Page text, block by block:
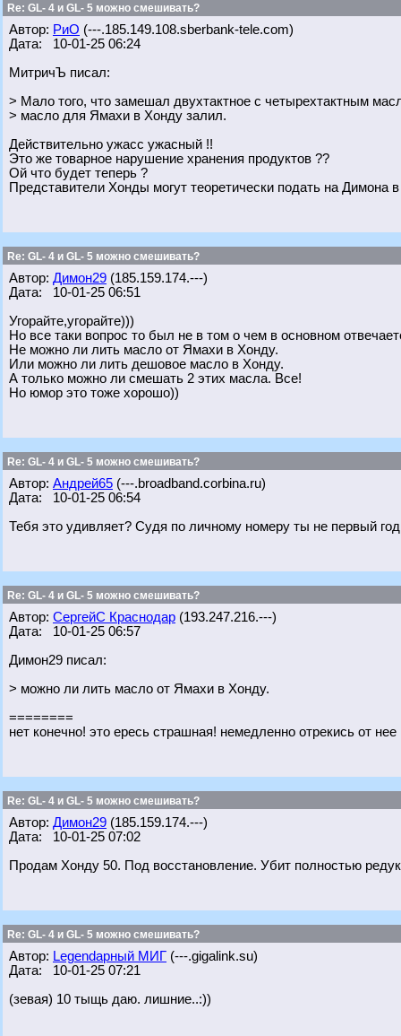
Re: GL- 4 и GL- 5 можно смешивать?
Автор: РиО (---.185.149.108.sberbank-tele.com)
Дата: 10-01-25 06:24
МитричЪ писал:
> Мало того, что замешал двухтактное с четырехтактным
> масло для Ямахи в Хонду залил.
Действительно ужасс ужасный !!
Это же товарное нарушение хранения продуктов ??
Ой что будет теперь ?
Представители Хонды могут теоретически подать на Димона
Re: GL- 4 и GL- 5 можно смешивать?
Автор: Димон29 (185.159.174.---)
Дата: 10-01-25 06:51
Угорайте,угорайте)))
Но все таки вопрос то был не в том о чем в основном
Не можно ли лить масло от Ямахи в Хонду.
Или можно ли лить дешовое масло в Хонду.
А только можно ли смешать 2 этих масла. Все!
Но юмор это тоже хорошо))
Re: GL- 4 и GL- 5 можно смешивать?
Автор: Андрей65 (---.broadband.corbina.ru)
Дата: 10-01-25 06:54
Тебя это удивляет? Судя по личному номеру ты не первый
Re: GL- 4 и GL- 5 можно смешивать?
Автор: СергейС Краснодар (193.247.216.---)
Дата: 10-01-25 06:57
Димон29 писал:
> можно ли лить масло от Ямахи в Хонду.
========
нет конечно! это ересь страшная! немедленно отрекись от
Re: GL- 4 и GL- 5 можно смешивать?
Автор: Димон29 (185.159.174.---)
Дата: 10-01-25 07:02
Продам Хонду 50. Под восстановление. Убит полностью
Re: GL- 4 и GL- 5 можно смешивать?
Автор: Legendарный МИГ (---.gigalink.su)
Дата: 10-01-25 07:21
(зевая) 10 тыщь даю. лишние..:))